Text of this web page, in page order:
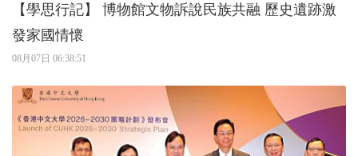
【學思行記】 博物館文物訴說民族共融 歷史遺跡激
發家國情懷
08月07日 06:38:51